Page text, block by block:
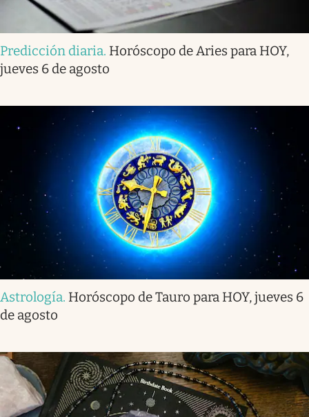
Predicción diaria. Horóscopo de Aries para HOY,
jueves 6 de agosto
Astrología. Horóscopo de Tauro para HOY, jueves 6
de agosto